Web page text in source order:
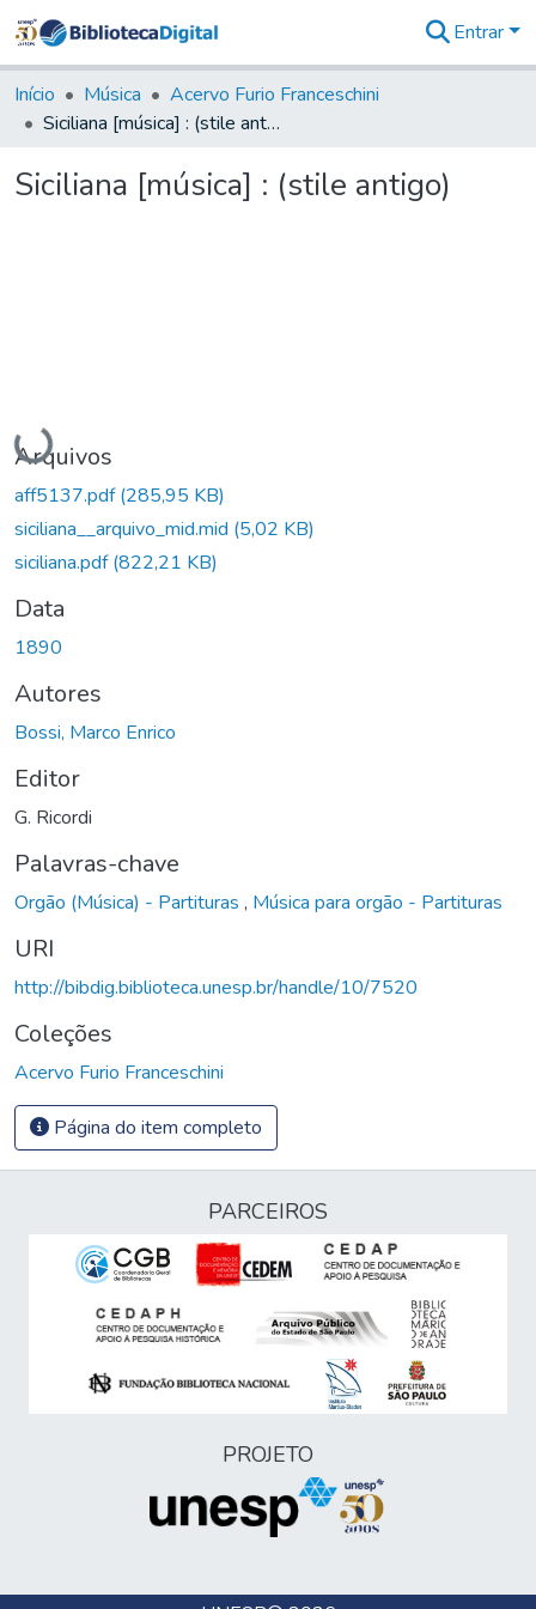
&
Coleções
Tudo na
Digital
Entrar
Início Música
Acervo Furio Franceschini
Siciliana [música] : (stile antigo)
Siciliana [música] : (stile antigo)
Carregando...
Arquivos
aff5137.pdf(285,95 KB)
siciliana__arquivo_mid.mid (5,02 KB)
siciliana.pdf(822,21 KB)
Data
1890
Autores
Bossi, Marco Enrico
Editor
G. Ricordi
Palavras-chave
Orgão (Música) - Partituras , Música para orgão - Partituras
URI
http://bibdig.biblioteca.unesp.br/handle/10/7520
Coleções
Acervo Furio Franceschini
Página do item completo
PARCEIROS
PROJETO